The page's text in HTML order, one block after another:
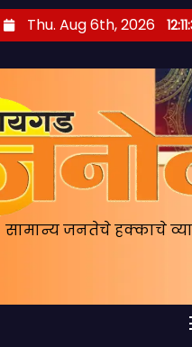
Thu. Aug 6th, 2026
सामान्य जनतेचे हक्काचे